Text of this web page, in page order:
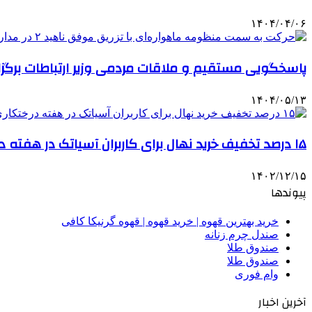
۱۴۰۴/۰۴/۰۶
پاسخگویی مستقیم و ملاقات مردمی وزیر ارتباطات
۱۴۰۴/۰۵/۱۳
۱۵ درصد تخفیف خرید نهال برای کاربران آسیاتک در هفته درختکاری
۱۴۰۲/۱۲/۱۵
پیوندها
خرید بهترین قهوه | خرید قهوه | قهوه گرنیکا کافی
صندل چرم زنانه
صندوق طلا
صندوق طلا
وام فوری
آخرین اخبار